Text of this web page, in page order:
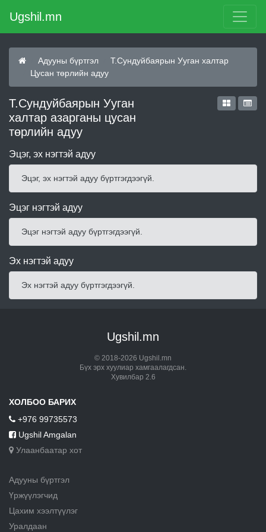
Ugshil.mn
Адууны бүртгэл
Т.Сундуйбаярын Ууган халтар
Цусан төрлийн адуу
Т.Сундуйбаярын Ууган
халтар азарганы цусан
төрлийн адуу
Эцэг, эх нэгтэй адуу
Эцэг, эх нэгтэй адуу бүртгэгдээгүй.
Эцэг нэгтэй адуу
Эцэг нэгтэй адуу бүртгэгдээгүй.
Эх нэгтэй адуу
Эх нэгтэй адуу бүртгэгдээгүй.
Ugshil.mn
© 2018-2026 Ugshil.mn
Бүх эрх хуулиар хамгаалагдсан.
Хувилбар 2.6
ХОЛБОО БАРИХ
+976 99735573
Ugshil Amgalan
Улаанбаатар хот
Адууны бүртгэл
Үржүүлэгчид
Цахим хээлтүүлэг
Уралдаан